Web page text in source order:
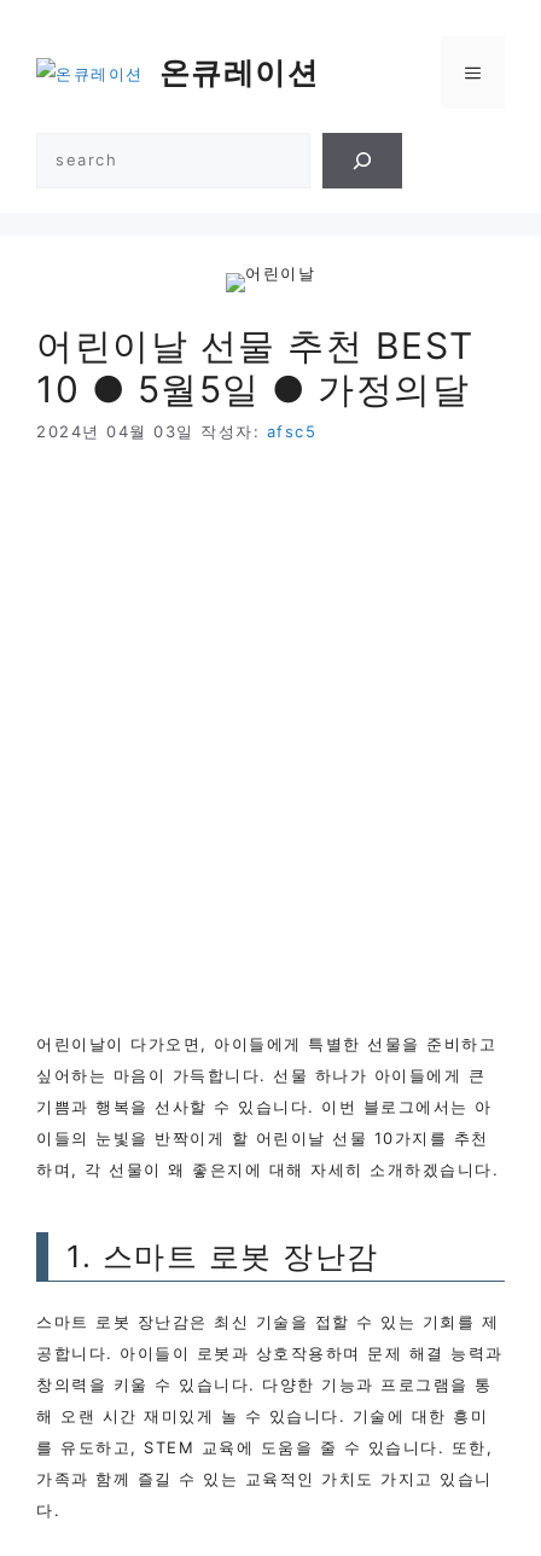
온큐레이션 메
어린이날 선물 추천 BEST
10 ● 5월5일 ● 가정의달
2024년 04월 03일 작성자: afsc5
어린이날이 다가오면, 아이들에게 특별한 선물을 준비하고
싶어하는 마음이 가득합니다. 선물 하나가 아이들에게 큰
기쁨과 행복을 선사할 수 있습니다. 이번 블로그에서는 아
이들의 눈빛을 반짝이게 할 어린이날 선물 10가지를 추천
하며, 각 선물이 왜 좋은지에 대해 자세히 소개하겠습니다.
1. 스마트 로봇 장난감
스마트 로봇 장난감은 최신 기술을 접할 수 있는 기회를 제
공합니다. 아이들이 로봇과 상호작용하며 문제 해결 능력과
창의력을 키울 수 있습니다. 다양한 기능과 프로그램을 통
해 오랜 시간 재미있게 놀 수 있습니다. 기술에 대한 흥미
를 유도하고, STEM 교육에 도움을 줄 수 있습니다. 또한,
가족과 함께 즐길 수 있는 교육적인 가치도 가지고 있습니
다.